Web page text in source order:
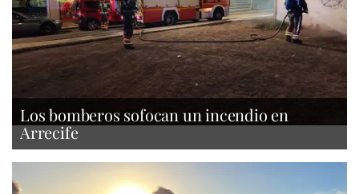
Los bomberos sofocan un incendio en
Arrecife